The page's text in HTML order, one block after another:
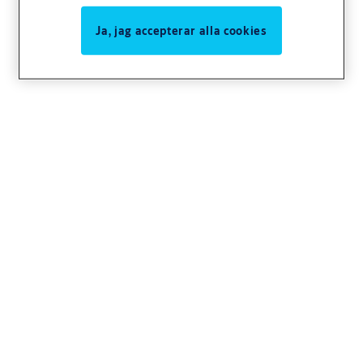
Ja, jag accepterar alla cookies